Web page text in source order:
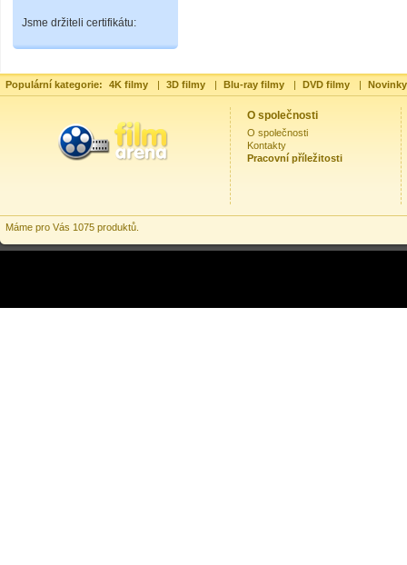
Jsme držiteli certifikátu:
Populární kategorie: 4K filmy | 3D filmy | Blu-ray filmy | DVD filmy |
O společnosti
O společnosti
Kontakty
Pracovní příležitosti
Máme pro Vás 1075 produktů.